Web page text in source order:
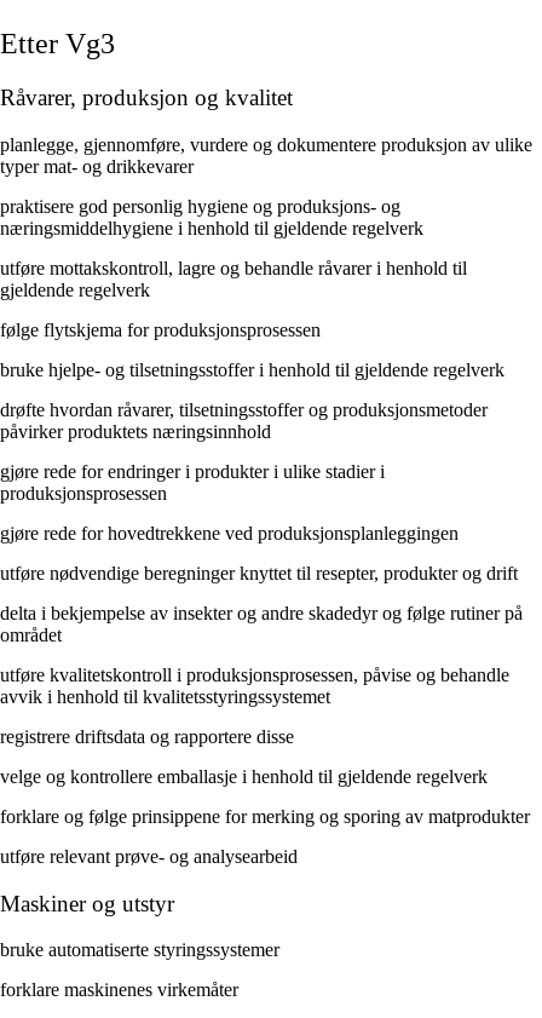
Etter Vg3
Råvarer, produksjon og kvalitet
planlegge, gjennomføre, vurdere og dokumentere produksjon av ulike
typer mat- og drikkevarer
praktisere god personlig hygiene og produksjons- og
næringsmiddelhygiene i henhold til gjeldende regelverk
utføre mottakskontroll, lagre og behandle råvarer i henhold til
gjeldende regelverk
følge flytskjema for produksjonsprosessen
bruke hjelpe- og tilsetningsstoffer i henhold til gjeldende regelverk
drøfte hvordan råvarer, tilsetningsstoffer og produksjonsmetoder
påvirker produktets næringsinnhold
gjøre rede for endringer i produkter i ulike stadier i
produksjonsprosessen
gjøre rede for hovedtrekkene ved produksjonsplanleggingen
utføre nødvendige beregninger knyttet til resepter, produkter og drift
delta i bekjempelse av insekter og andre skadedyr og følge rutiner på
området
utføre kvalitetskontroll i produksjonsprosessen, påvise og behandle
avvik i henhold til kvalitetsstyringssystemet
registrere driftsdata og rapportere disse
velge og kontrollere emballasje i henhold til gjeldende regelverk
forklare og følge prinsippene for merking og sporing av matprodukter
utføre relevant prøve- og analysearbeid
Maskiner og utstyr
bruke automatiserte styringssystemer
forklare maskinenes virkemåter